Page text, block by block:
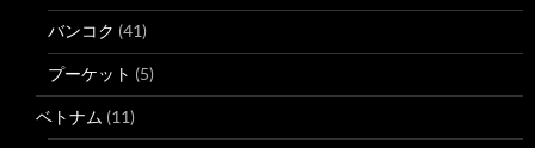
バンコク (41)
プーケット (5)
ベトナム (11)